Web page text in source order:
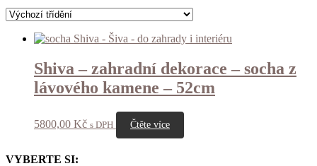
Shiva – zahradní dekorace – socha z
lávového kamene – 52cm
5800,00 Kč s DPH Čtěte více
VYBERTE SI: